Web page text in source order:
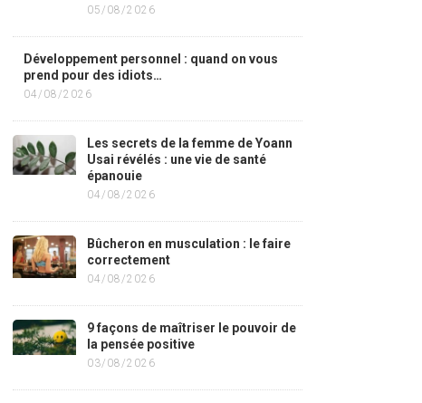
05/08/2026
Développement personnel : quand on vous
prend pour des idiots…
04/08/2026
Les secrets de la femme de Yoann
Usai révélés : une vie de santé
épanouie
04/08/2026
Bûcheron en musculation : le faire
correctement
04/08/2026
9 façons de maîtriser le pouvoir de
la pensée positive
03/08/2026